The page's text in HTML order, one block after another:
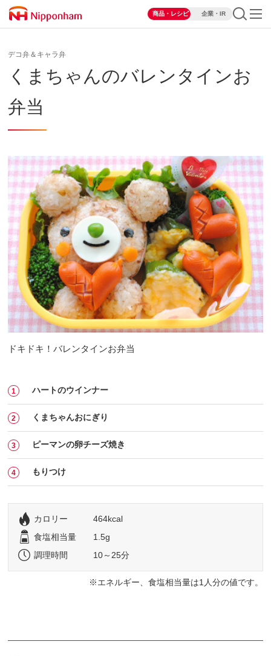
商品・レシピ 企業・IR
デコ弁＆キャラ弁
くまちゃんのバレンタインお
弁当
ドキドキ！バレンタインお弁当
ハートのウインナー
くまちゃんおにぎり
ピーマンの卵チーズ焼き
もりつけ
カロリー
464kcal
食塩相当量
1.5g
調理時間
10～25分
エネルギー、食塩相当量は1人分の値です。